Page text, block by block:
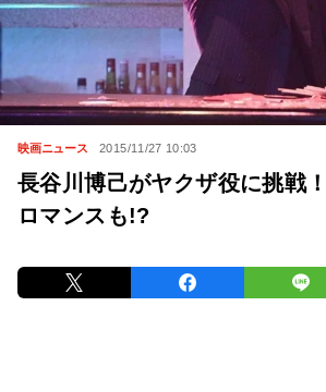
映画ニュース 2015/11/27 10:03
長谷川博己がヤクザ役に挑戦
ロマンスも!?